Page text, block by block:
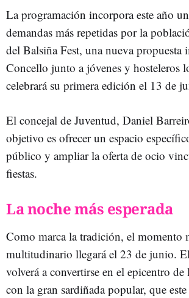
La programación incorpora este año
demandas más repetidas por la
del Balsiña Fest, una nueva propuesta
Concello junto a jóvenes y hosteleros
celebrará su primera edición el 13 de
El concejal de Juventud, Daniel
objetivo es ofrecer un espacio
público y ampliar la oferta de ocio
fiestas.
La noche más esperada
Como marca la tradición, el momento
multitudinario llegará el 23 de junio. El
volverá a convertirse en el epicentro de
con la gran sardiñada popular, que